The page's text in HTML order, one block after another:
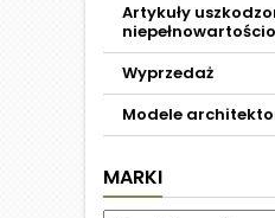
Artykuły
Wyprzedaż
Modele
MARKI